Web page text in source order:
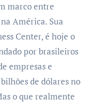
marco entre
América. Sua
Center, é hoje o
por brasileiros
empresas e
de dólares no
o que realmente